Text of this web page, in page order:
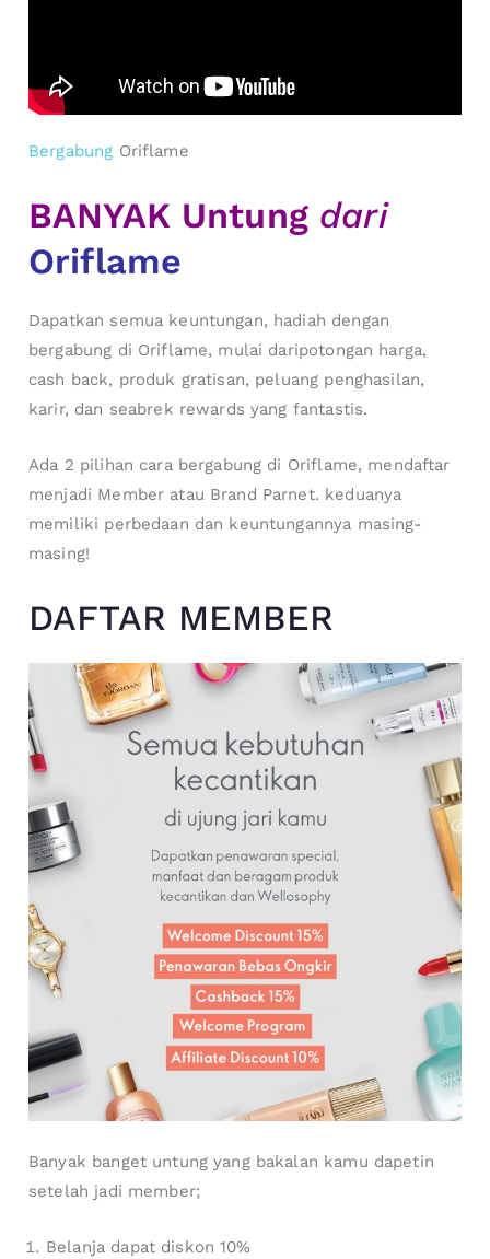
Bergabung Oriflame
BANYAK Untung dari
Oriflame
Dapatkan semua keuntungan, hadiah dengan
bergabung di Oriflame, mulai daripotongan harga,
cash back, produk gratisan, peluang penghasilan,
karir, dan seabrek rewards yang fantastis.
Ada 2 pilihan cara bergabung di Oriflame, mendaftar
menjadi Member atau Brand Parnet. keduanya
memiliki perbedaan dan keuntungannya masing-
masing!
DAFTAR MEMBER
Banyak banget untung yang bakalan kamu dapetin
setelah jadi member;
Belanja dapat diskon 10%